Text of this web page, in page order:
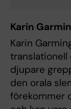
Karin
Karin
djupare
den orala
förekommer